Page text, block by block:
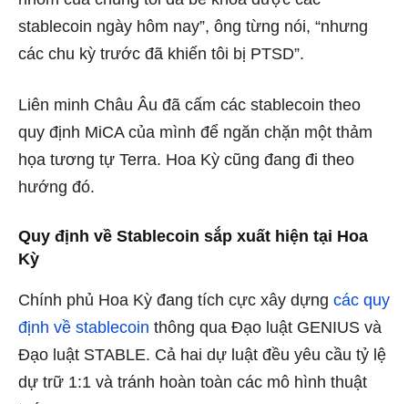
stablecoin ngày hôm nay”, ông từng nói, “nhưng
các chu kỳ trước đã khiến tôi bị PTSD”.
Liên minh Châu Âu đã cấm các stablecoin theo
quy định MiCA của mình để ngăn chặn một thảm
họa tương tự Terra. Hoa Kỳ cũng đang đi theo
hướng đó.
Quy định về Stablecoin sắp xuất hiện tại Hoa
Kỳ
Chính phủ Hoa Kỳ đang tích cực xây dựng các quy
định về stablecoin thông qua Đạo luật GENIUS và
Đạo luật STABLE. Cả hai dự luật đều yêu cầu tỷ lệ
dự trữ 1:1 và tránh hoàn toàn các mô hình thuật